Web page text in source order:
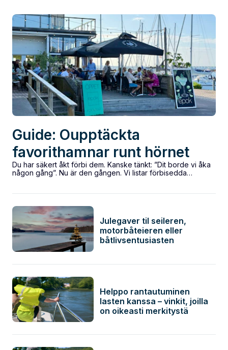
Guide: Oupptäckta
favorithamnar runt hörnet
Du har säkert åkt förbi dem. Kanske tänkt: ”Dit borde vi åka
någon gång”. Nu är den gången. Vi listar förbisedda
Julegaver til seileren,
motorbåteieren eller
båtlivsentusiasten
Helppo rantautuminen
lasten kanssa – vinkit, joilla
on oikeasti merkitystä